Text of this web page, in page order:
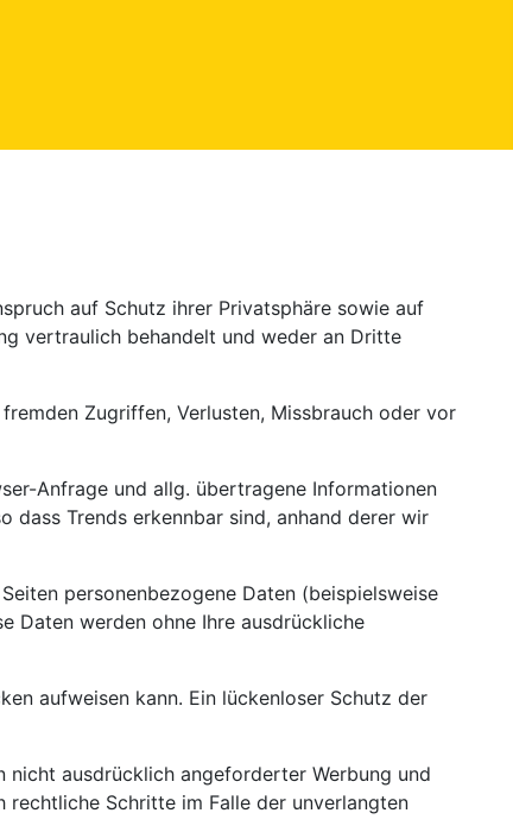
auf Schutz ihrer Privatsphäre sowie auf
vertraulich behandelt und weder an Dritte
Zugriffen, Verlusten, Missbrauch oder vor
Anfrage und allg. übertragene Informationen
dass Trends erkennbar sind, anhand derer wir
personenbezogene Daten (beispielsweise
Daten werden ohne Ihre ausdrückliche
aufweisen kann. Ein lückenloser Schutz der
ausdrücklich angeforderter Werbung und
Schritte im Falle der unverlangten